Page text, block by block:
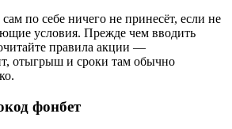
по себе ничего не принесёт, если не
условия. Прежде чем вводить
правила акции —
отыгрыш и сроки там обычно
фонбет